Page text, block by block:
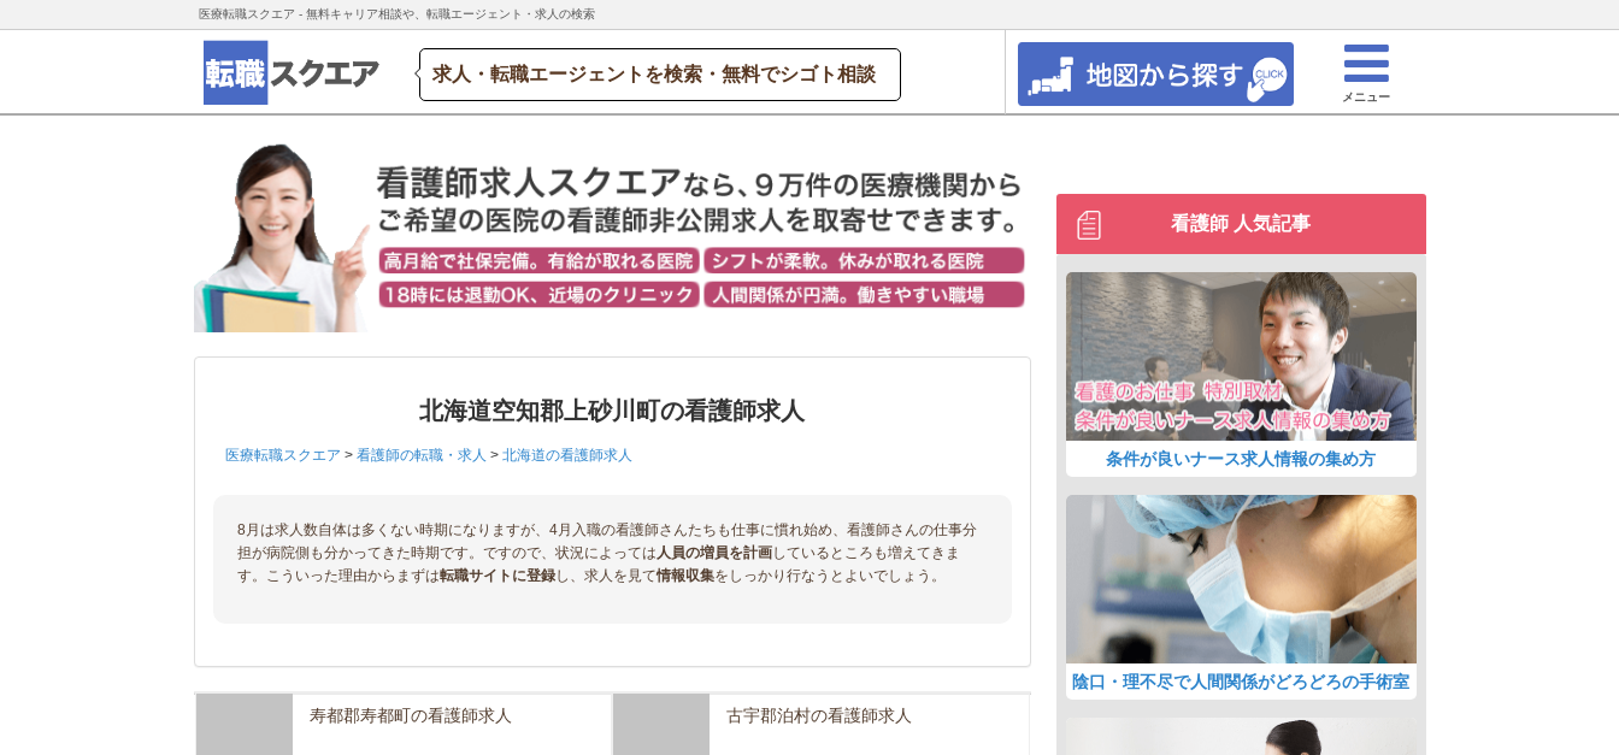
医療転職スクエア - 無料キャリア相談や、転職エージェント・求人の検索
求人・転職エージェントを検索・無料でシゴト相談
メニュー
北海道空知郡上砂川町の看護師求人
医療転職スクエア > 看護師の転職・求人 > 北海道の看護師求人
8月は求人数自体は多くない時期になりますが、4月入職の看護師さんたちも仕事に慣れ始め、看護師さんの仕事分
担が病院側も分かってきた時期です。ですので、状況によっては人員の増員を計画しているところも増えてきま
す。こういった理由からまずは転職サイトに登録し、求人を見て情報収集をしっかり行なうとよいでしょう。
寿都郡寿都町の看護師求人 古宇郡泊村の看護師求人
看護師 人気記事
条件が良いナース求人情報の集め方
陰口・理不尽で人間関係がどろどろの手術室